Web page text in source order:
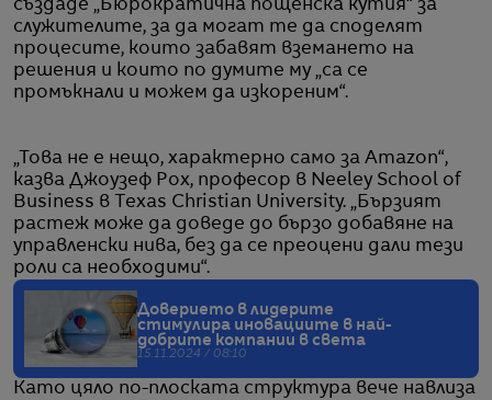
създаде „Бюрократична пощенска кутия“ за
служителите, за да могат те да споделят
процесите, които забавят вземането на
решения и които по думите му „са се
промъкнали и можем да изкореним“.
„Това не е нещо, характерно само за Amazon“,
казва Джоузеф Рох, професор в Neeley School of
Business в Texas Christian University. „Бързият
растеж може да доведе до бързо добавяне на
управленски нива, без да се преоцени дали тези
роли са необходими“.
Доверието в лидерите
стимулира иновациите в най-
добрите компании в света
15.11.2024 / 08:10
Като цяло по-плоската структура вече навлиза